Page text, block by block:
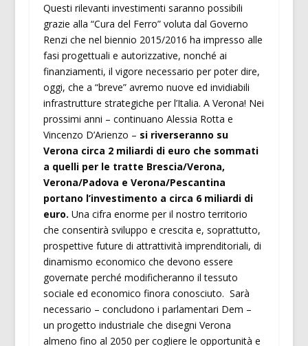
Questi rilevanti investimenti saranno possibili
grazie alla “Cura del Ferro” voluta dal Governo
Renzi che nel biennio 2015/2016 ha impresso alle
fasi progettuali e autorizzative, nonché ai
finanziamenti, il vigore necessario per poter dire,
oggi, che a “breve” avremo nuove ed invidiabili
infrastrutture strategiche per l’Italia. A Verona! Nei
prossimi anni – continuano Alessia Rotta e
Vincenzo D’Arienzo – si riverseranno su
Verona circa 2 miliardi di euro che sommati
a quelli per le tratte Brescia/Verona,
Verona/Padova e Verona/Pescantina
portano l’investimento a circa 6 miliardi di
euro. Una cifra enorme per il nostro territorio
che consentirà sviluppo e crescita e, soprattutto,
prospettive future di attrattività imprenditoriali, di
dinamismo economico che devono essere
governate perché modificheranno il tessuto
sociale ed economico finora conosciuto. Sarà
necessario – concludono i parlamentari Dem –
un progetto industriale che disegni Verona
almeno fino al 2050 per cogliere le opportunità e